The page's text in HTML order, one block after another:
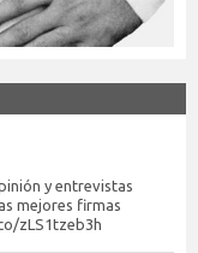
y entrevistas
mejores firmas
zLS1tzeb3h